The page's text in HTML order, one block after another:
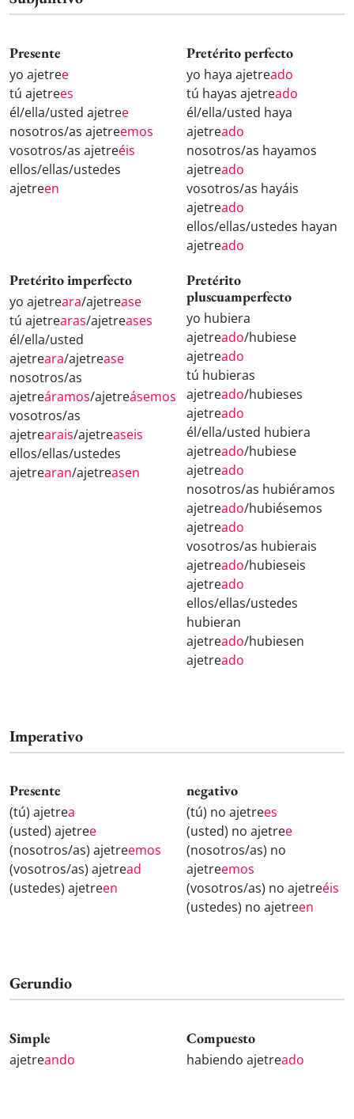
Presente
yo ajetree
tú ajetrees
él/ella/usted ajetree
nosotros/as ajetreemos
vosotros/as ajetreéis
ellos/ellas/ustedes
ajetreen
Pretérito perfecto
yo haya ajetreado
tú hayas ajetreado
él/ella/usted haya
ajetreado
nosotros/as hayamos
ajetreado
vosotros/as hayáis
ajetreado
ellos/ellas/ustedes hayan
ajetreado
Pretérito imperfecto
yo ajetreara/ajetrease
tú ajetrearas/ajetreases
él/ella/usted
ajetreara/ajetrease
nosotros/as
ajetreáramos/ajetreásemos
vosotros/as
ajetrearais/ajetreaseis
ellos/ellas/ustedes
ajetrearan/ajetreasen
Pretérito
pluscuamperfecto
yo hubiera
ajetreado/hubiese
ajetreado
tú hubieras
ajetreado/hubieses
ajetreado
él/ella/usted hubiera
ajetreado/hubiese
ajetreado
nosotros/as hubiéramos
ajetreado/hubiésemos
ajetreado
vosotros/as hubierais
ajetreado/hubieseis
ajetreado
ellos/ellas/ustedes
hubieran
ajetreado/hubiesen
ajetreado
Imperativo
Presente
(tú) ajetrea
(usted) ajetree
(nosotros/as) ajetreemos
(vosotros/as) ajetread
(ustedes) ajetreen
negativo
(tú) no ajetrees
(usted) no ajetree
(nosotros/as) no
ajetreemos
(vosotros/as) no ajetreéis
(ustedes) no ajetreen
Gerundio
Simple
ajetreando
Compuesto
habiendo ajetreado